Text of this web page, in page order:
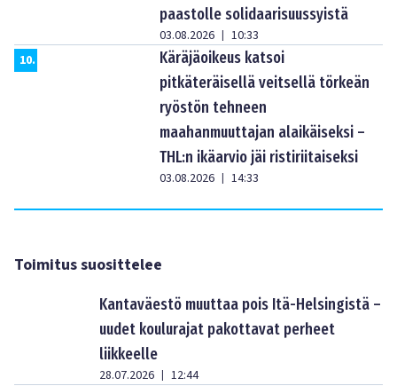
paastolle solidaarisuussyistä
03.08.2026 | 10:33
10.
Käräjäoikeus katsoi
pitkäteräisellä veitsellä törkeän
ryöstön tehneen
maahanmuuttajan alaikäiseksi –
THL:n ikäarvio jäi ristiriitaiseksi
03.08.2026 | 14:33
Toimitus suosittelee
Kantaväestö muuttaa pois Itä-Helsingistä –
uudet koulurajat pakottavat perheet
liikkeelle
28.07.2026 | 12:44